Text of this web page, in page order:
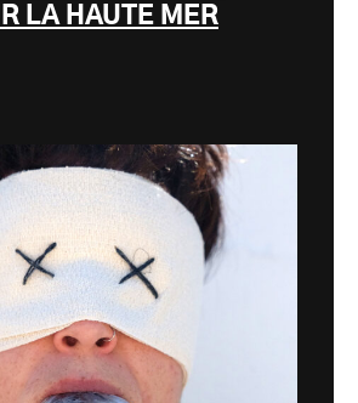
LA HAUTE MER